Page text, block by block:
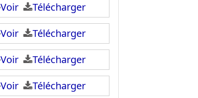
Voir
Télécharger
Voir
Télécharger
Voir
Télécharger
Voir
Télécharger